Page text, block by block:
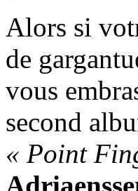
Alors si
de
vous
second
« Point